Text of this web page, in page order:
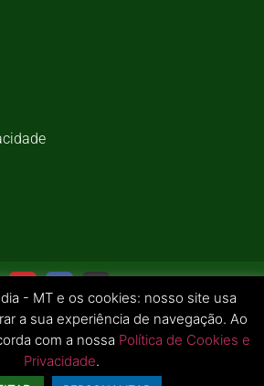
| Prefeitura Municipal de Cláudia - MT
- MT e os cookies: nosso site usa
a sua experiência de navegação. Ao
com a nossa Política de Cookies e
Privacidade.